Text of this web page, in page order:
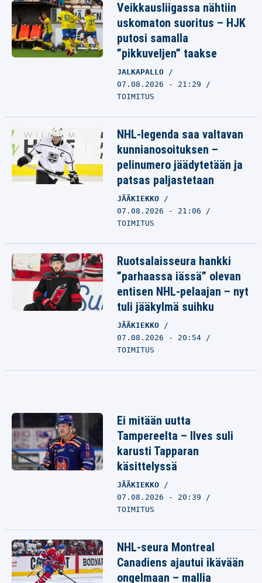
Veikkausliigassa nähtiin
uskomaton suoritus – HJK
putosi samalla
”pikkuveljen” taakse
JALKAPALLO
07.08.2026 - 21:29
TOIMITUS
NHL-legenda saa valtavan
kunnianosoituksen –
pelinumero jäädytetään ja
patsas paljastetaan
JÄÄKIEKKO
07.08.2026 - 21:06
TOIMITUS
Ruotsalaisseura hankki
”parhaassa iässä” olevan
entisen NHL-pelaajan – nyt
tuli jääkylmä suihku
JÄÄKIEKKO
07.08.2026 - 20:54
TOIMITUS
Ei mitään uutta
Tampereelta – Ilves suli
karusti Tapparan
käsittelyssä
JÄÄKIEKKO
07.08.2026 - 20:39
TOIMITUS
NHL-seura Montreal
Canadiens ajautui ikävään
ongelmaan – mallia